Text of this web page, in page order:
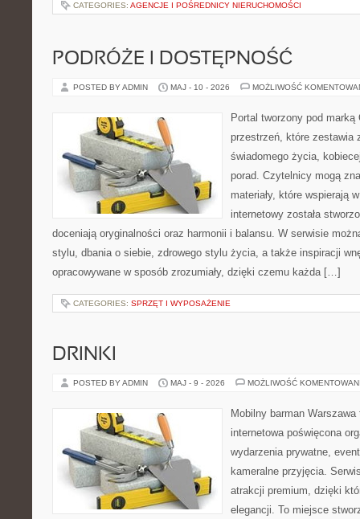
CATEGORIES: AGENCJE I POŚREDNICY NIERUCHOMOŚCI
PODRÓŻE I DOSTĘPNOŚĆ
POSTED BY ADMIN MAJ - 10 - 2026 MOŻLIWOŚĆ
Portal tworzony pod
przestrzeń, które zestawia
świadomego życia,
porad. Czytelnicy mogą
materiały, które wspierają
internetowy została
doceniają oryginalności oraz harmonii i balansu. W serwisie
stylu, dbania o siebie, zdrowego stylu życia, a także inspiracji
opracowywane w sposób zrozumiały, dzięki czemu każda […]
CATEGORIES: SPRZĘT I WYPOSAŻENIE
DRINKI
POSTED BY ADMIN MAJ - 9 - 2026 MOŻLIWOŚĆ
Mobilny barman
internetowa poświęcona
wydarzenia prywatne,
kameralne przyjęcia.
atrakcji premium, dzięki
elegancji. To miejsce